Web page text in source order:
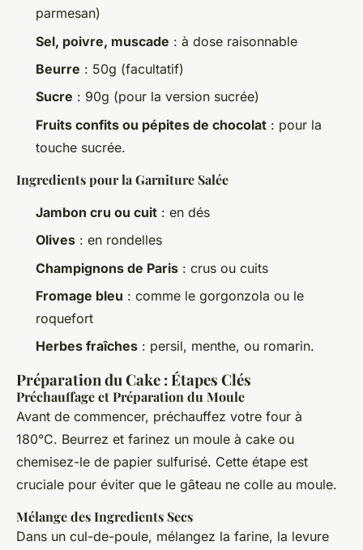
parmesan)
Sel, poivre, muscade : à dose raisonnable
Beurre : 50g (facultatif)
Sucre : 90g (pour la version sucrée)
Fruits confits ou pépites de chocolat : pour la
touche sucrée.
Ingredients pour la Garniture Salée
Jambon cru ou cuit : en dés
Olives : en rondelles
Champignons de Paris : crus ou cuits
Fromage bleu : comme le gorgonzola ou le
roquefort
Herbes fraîches : persil, menthe, ou romarin.
Préparation du Cake : Étapes Clés
Préchauffage et Préparation du Moule
Avant de commencer, préchauffez votre four à
180°C. Beurrez et farinez un moule à cake ou
chemisez-le de papier sulfurisé. Cette étape est
cruciale pour éviter que le gâteau ne colle au moule.
Mélange des Ingredients Secs
Dans un cul-de-poule, mélangez la farine, la levure